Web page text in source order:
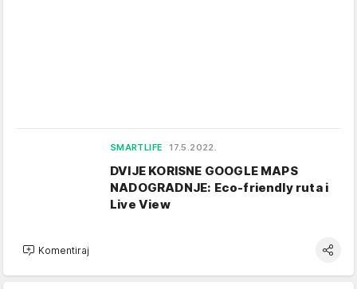
SMARTLIFE 17.5.2022.
DVIJE KORISNE GOOGLE MAPS
NADOGRADNJE: Eco-friendly ruta i
Live View
Komentiraj